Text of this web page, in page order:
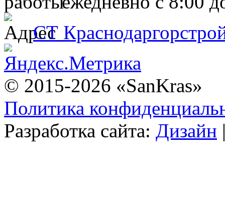
СТ
© 2015-2026 «SanKras»
Политика
Разработка сайта: Дизайн